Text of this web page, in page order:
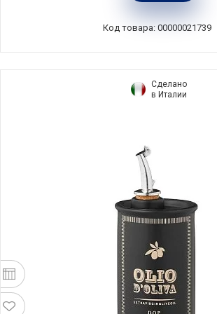
Португалия, IM546-WHI(SD191-
Код товара: 00000021739
Сделано
в Италии